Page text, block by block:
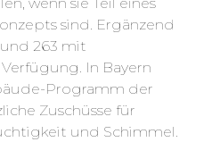
sind. Ergänzend
263 mit
In Bayern
Programm der
Zuschüsse für
und Schimmel.